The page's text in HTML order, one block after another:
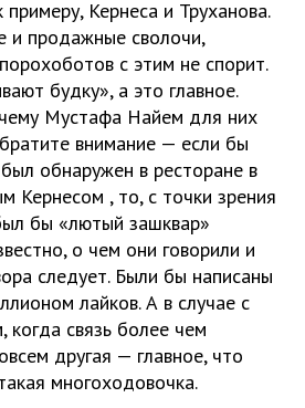
Кернеса и Труханова.
и продажные сволочи,
с этим не спорит.
будку», а это главное.
Мустафа Найем для них
внимание — если бы
обнаружен в ресторане в
Кернесом , то, с точки зрения
бы «лютый зашквар»
о чем они говорили и
следует. Были бы написаны
лайков. А в случае с
связь более чем
другая — главное, что
многоходовочка.